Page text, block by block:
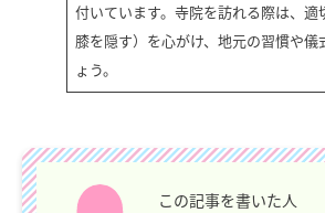
付いています。寺院を訪れる際は、適
膝を隠す）を心がけ、地元の習慣や儀
ょう。
この記事を書いた人